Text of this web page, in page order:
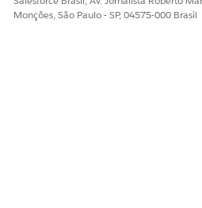
Monções, São Paulo - SP, 04575-000 Brasil